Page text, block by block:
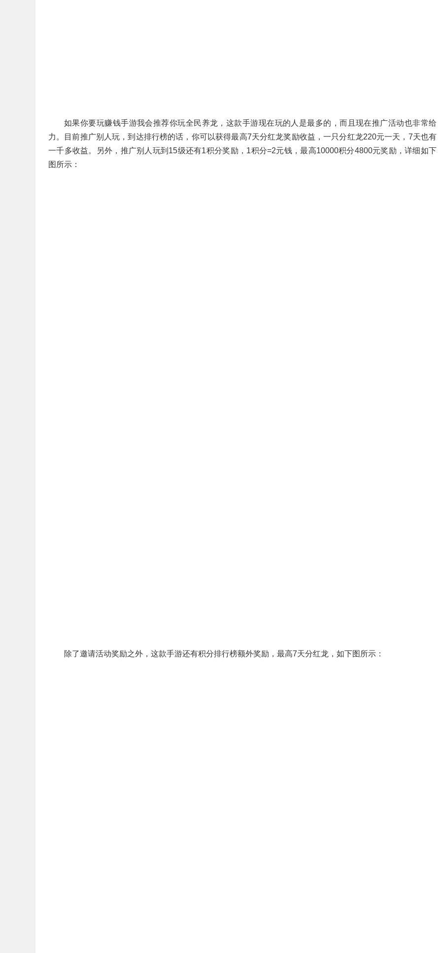
如果你要玩赚钱手游我会推荐你玩全民养龙，这款手游现在玩的人是最多的，而且现在推广活动也非常给
力。目前推广别人玩，到达排行榜的话，你可以获得最高7天分红龙奖励收益，一只分红龙220元一天，7天也有
一千多收益。另外，推广别人玩到15级还有1积分奖励，1积分=2元钱，最高10000积分4800元奖励，详细如下
图所示：
除了邀请活动奖励之外，这款手游还有积分排行榜额外奖励，最高7天分红龙，如下图所示：